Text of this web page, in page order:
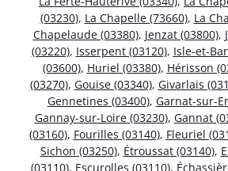
(03230), La Chapelle (73660), La
Chapelaude (03380), Jenzat (03800),
(03220), Isserpent (03120), Isle-et-
(03600), Huriel (03380), Hérisson
(03270), Gouise (03340), Givarlais
Gennetines (03400), Garnat-sur-
Gannay-sur-Loire (03230), Gannat
(03160), Fourilles (03140), Fleuriel
Sichon (03250), Étroussat (03140),
(03110), Escurolles (03110),